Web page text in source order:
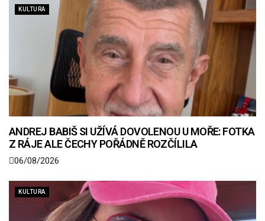
KULTURA
ANDREJ BABIŠ SI UŽÍVÁ DOVOLENOU U MOŘE: FOTKA
Z RÁJE ALE ČECHY POŘÁDNĚ ROZČÍLILA
06/08/2026
KULTURA